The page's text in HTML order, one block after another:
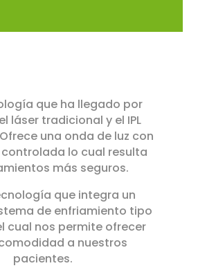
que ha llegado por
láser tradicional y el IPL
una onda de luz con
lo cual resulta
más seguros.
que integra un
de enfriamiento tipo
cual nos permite ofrecer
a nuestros
pacientes.